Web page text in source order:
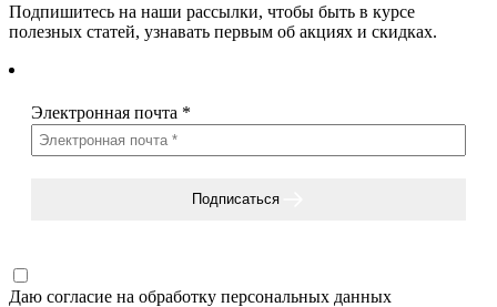
Подпишитесь на наши рассылки, чтобы быть в курсе
полезных статей, узнавать первым об акциях и скидках.
Электронная почта *
Подписаться
Даю согласие на обработку персональных данных